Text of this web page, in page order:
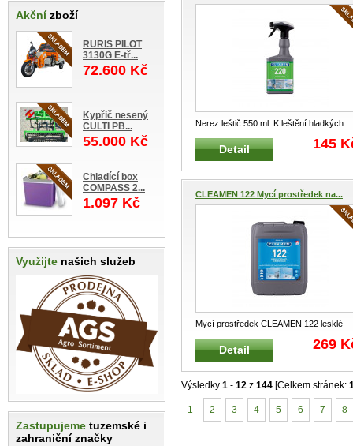
Akčnízboží
RURIS PILOT
3130G E-tř...
72.600 Kč
Kypřič nesený
CULTI PB...
55.000 Kč
Chladící box
COMPASS 2...
1.097 Kč
Využijte našich služeb
Zastupujeme tuzemské i
zahraniční značky
Nerez leštič 550 ml K leštění hladkých
nerezových ploch Zanechává
Detail 145
CLEAMEN 122 Mycí prostředek na...
Mycí prostředek CLEAMEN 122 lesklé
podlahy 5L Mycí a ošetřující přípr
Detail 269
Výsledky 1 - 12 z 144 [Celkem stránek:
1 2 3 4 5 6 7 8